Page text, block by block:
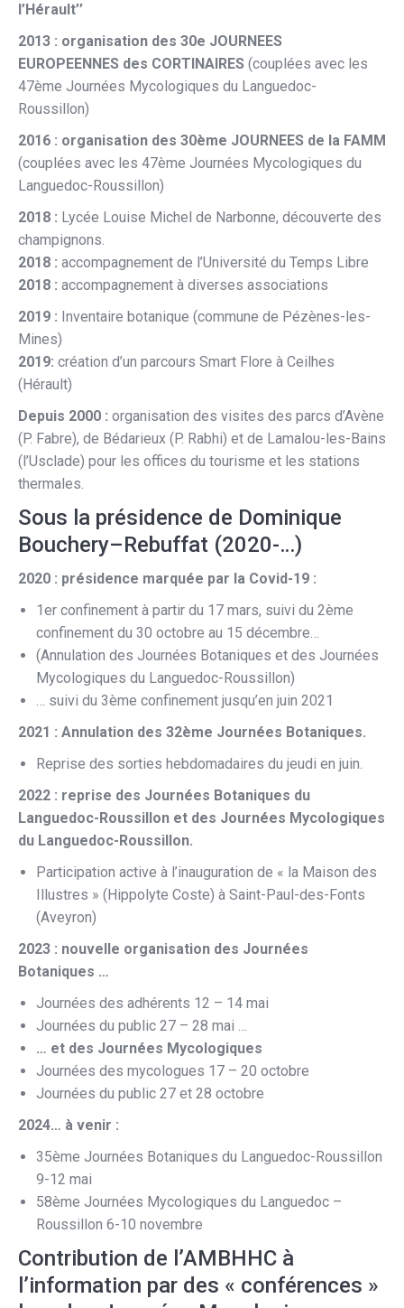
l’Hérault’’
2013 : organisation des 30e JOURNEES
EUROPEENNES des CORTINAIRES (couplées avec les
47ème Journées Mycologiques du Languedoc-
Roussillon)
2016 : organisation des 30ème JOURNEES de la FAMM
(couplées avec les 47ème Journées Mycologiques du
Languedoc-Roussillon)
2018 : Lycée Louise Michel de Narbonne, découverte des
champignons.
2018 : accompagnement de l’Université du Temps Libre
2018 : accompagnement à diverses associations
2019 : Inventaire botanique (commune de Pézènes-les-
Mines)
2019: création d’un parcours Smart Flore à Ceilhes
(Hérault)
Depuis 2000 : organisation des visites des parcs d’Avène
(P. Fabre), de Bédarieux (P. Rabhi) et de Lamalou-les-Bains
(l’Usclade) pour les offices du tourisme et les stations
thermales.
Sous la présidence de Dominique
Bouchery–Rebuffat (2020-…)
2020 : présidence marquée par la Covid-19 :
1er confinement à partir du 17 mars, suivi du 2ème
confinement du 30 octobre au 15 décembre…
(Annulation des Journées Botaniques et des Journées
Mycologiques du Languedoc-Roussillon)
… suivi du 3ème confinement jusqu’en juin 2021
2021 : Annulation des 32ème Journées Botaniques.
Reprise des sorties hebdomadaires du jeudi en juin.
2022 : reprise des Journées Botaniques du
Languedoc-Roussillon et des Journées Mycologiques
du Languedoc-Roussillon.
Participation active à l’inauguration de « la Maison des
Illustres » (Hippolyte Coste) à Saint-Paul-des-Fonts
(Aveyron)
2023 : nouvelle organisation des Journées
Botaniques …
Journées des adhérents 12 – 14 mai
Journées du public 27 – 28 mai …
… et des Journées Mycologiques
Journées des mycologues 17 – 20 octobre
Journées du public 27 et 28 octobre
2024… à venir :
35ème Journées Botaniques du Languedoc-Roussillon
9-12 mai
58ème Journées Mycologiques du Languedoc –
Roussillon 6-10 novembre
Contribution de l’AMBHHC à
l’information par des « conférences »